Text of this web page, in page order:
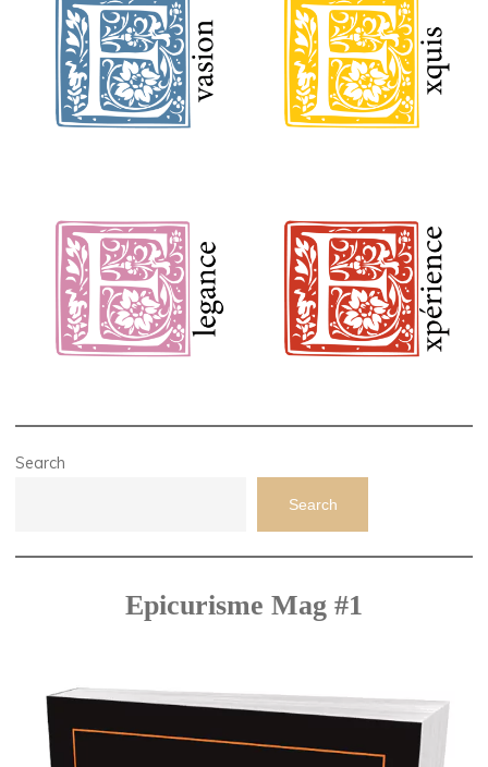
Search
Search
Epicurisme Mag #1